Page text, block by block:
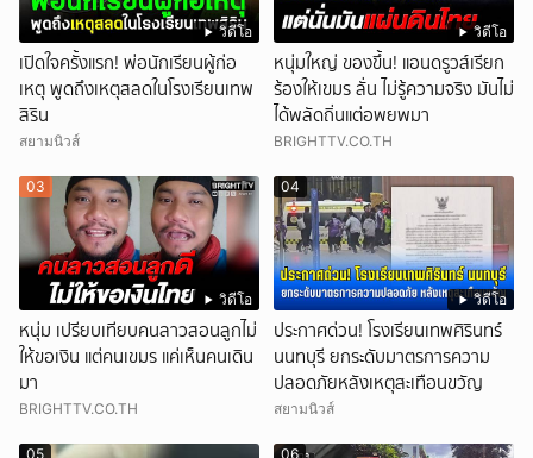
วิดีโอ
เปิดใจครั้งแรก! พ่อนักเรียนผู้ก่อ
เหตุ พูดถึงเหตุสลดในโรงเรียนเทพ
สิริน
สยามนิวส์
วิดีโอ
หนุ่มใหญ่ ของขึ้น! แอนดรูวส์เรียก
ร้องให้เขมร ลั่น ไม่รู้ความจริง มันไม่
ได้พลัดถิ่นแต่อพยพมา
BRIGHTTV.CO.TH
วิดีโอ
03
หนุ่ม เปรียบเทียบคนลาวสอนลูกไม่
ให้ขอเงิน แต่คนเขมร แค่เห็นคนเดิน
มา
BRIGHTTV.CO.TH
วิดีโอ
04
ประกาศด่วน! โรงเรียนเทพศิรินทร์
นนทบุรี ยกระดับมาตรการความ
ปลอดภัยหลังเหตุสะเทือนขวัญ
สยามนิวส์
05 06